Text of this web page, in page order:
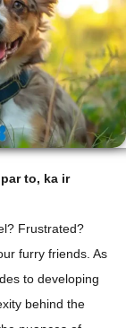
to, ka ir
Frustrated?
furry friends. As
to developing
behind the